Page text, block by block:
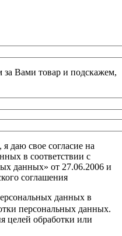
Вами товар и подскажем,
даю свое согласие на
в соответствии с
данных» от 27.06.2006 и
соглашения
данных в
персональных данных.
целей обработки или